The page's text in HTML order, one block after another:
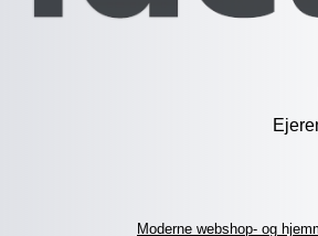
Moderne webshop- og